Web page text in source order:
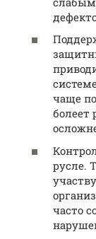
чаще
русле.
часто